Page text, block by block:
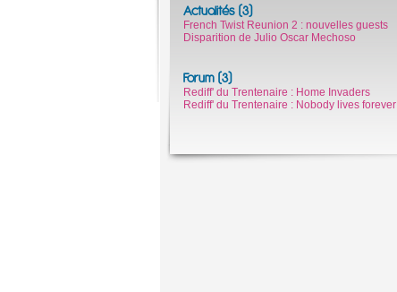
Actualités (3)
French Twist Reunion 2 : nouvelles guests
Disparition de Julio Oscar Mechoso
Forum (3)
Rediff' du Trentenaire : Home Invaders
Rediff' du Trentenaire : Nobody lives forever